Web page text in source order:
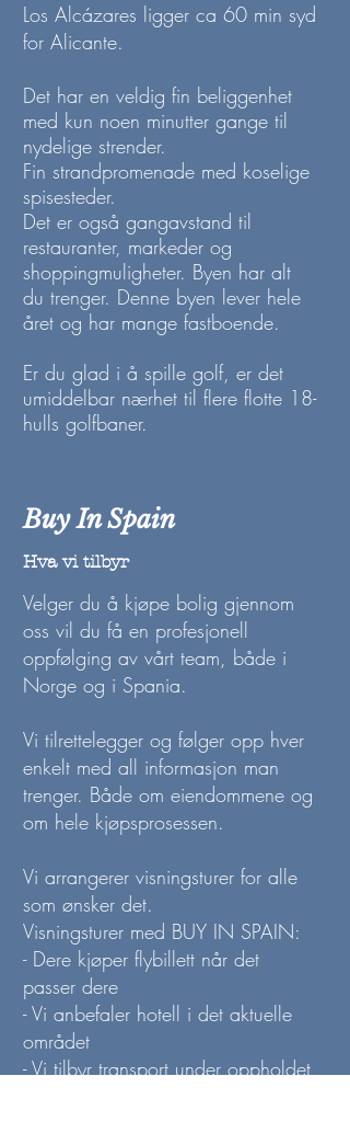
Los Alcázares ligger ca 60 min syd
for Alicante.
Det har en veldig fin beliggenhet
med kun noen minutter gange til
nydelige strender.
Fin strandpromenade med koselige
spisesteder.
Det er også gangavstand til
restauranter, markeder og
shoppingmuligheter. Byen har alt
du trenger. Denne byen lever hele
året og har mange fastboende.
Er du glad i å spille golf, er det
umiddelbar nærhet til flere flotte 18-
hulls golfbaner.
Buy In Spain
Hva vi tilbyr
Velger du å kjøpe bolig gjennom
oss vil du få en profesjonell
oppfølging av vårt team, både i
Norge og i Spania.
Vi tilrettelegger og følger opp hver
enkelt med all informasjon man
trenger. Både om eiendommene og
om hele kjøpsprosessen.
Vi arrangerer visningsturer for alle
som ønsker det.
Visningsturer med BUY IN SPAIN:
- Dere kjøper flybillett når det
passer dere
- Vi anbefaler hotell i det aktuelle
området
- Vi tilbyr transport under oppholdet